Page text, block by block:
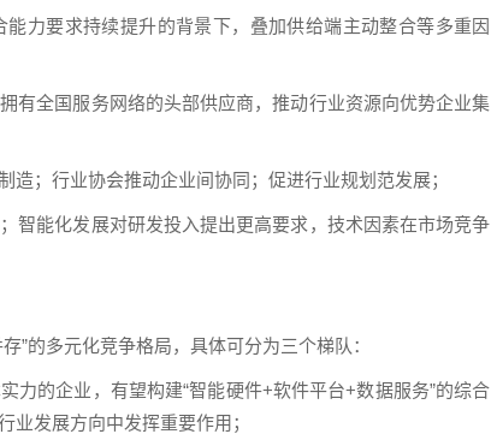
力要求持续提升的背景下，叠加供给端主动整合等多重因
有全国服务网络的头部供应商，推动行业资源向优势企业集
；行业协会推动企业间协同；促进行业规划范发展；
智能化发展对研发投入提出更高要求，技术因素在市场竞争
”的多元化竞争格局，具体可分为三个梯队：
力的企业，有望构建“智能硬件+软件平台+数据服务”的综合
业发展方向中发挥重要作用；